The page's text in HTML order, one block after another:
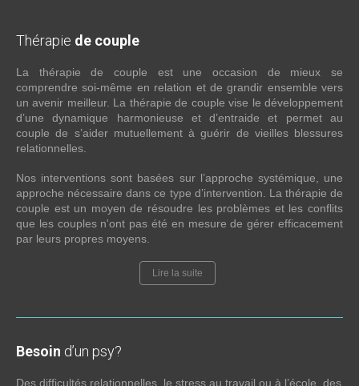
Thérapie de couple
La thérapie de couple est une occasion de mieux se
comprendre soi-même en relation et de grandir ensemble vers
un avenir meilleur. La thérapie de couple vise le développement
d’une dynamique harmonieuse et d’entraide et permet au
couple de s’aider mutuellement à guérir de vieilles blessures
relationnelles.
Nos interventions sont basées sur l’approche systémique, une
approche nécessaire dans ce type d’intervention. La thérapie de
couple est un moyen de résoudre les problèmes et les conflits
que les couples n'ont pas été en mesure de gérer efficacement
par leurs propres moyens.
Lire la suite
Besoin d’un psy?
Des difficultés relationnelles, le stress au travail ou à l’école, des